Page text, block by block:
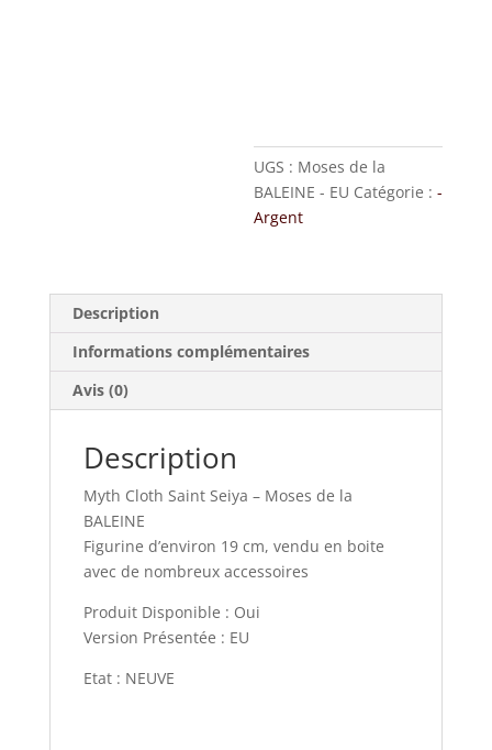
UGS : Moses de la
BALEINE - EU Catégorie :-
Argent
Description
Informations complémentaires
Avis (0)
Description
Myth Cloth Saint Seiya – Moses de la
BALEINE
Figurine d’environ 19 cm, vendu en boite
avec de nombreux accessoires
Produit Disponible : Oui
Version Présentée : EU
Etat : NEUVE